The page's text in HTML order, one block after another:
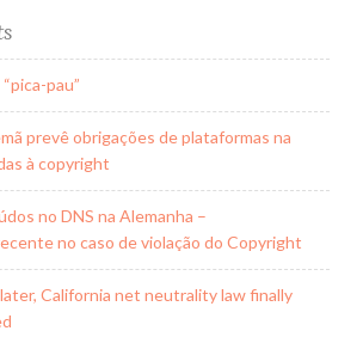
pau”
prevê obrigações de plataformas na
à copyright
no DNS na Alemanha –
no caso de violação do Copyright
California net neutrality law finally